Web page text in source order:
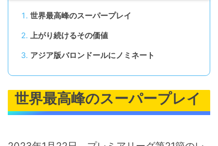
世界最高峰のスーパープレイ
上がり続けるその価値
アジア版バロンドールにノミネート
世界最高峰のスーパープレイ